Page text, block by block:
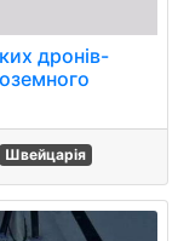
дронів-
Швейцарія